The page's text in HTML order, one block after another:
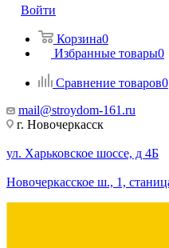
Войти
Корзина0
Избранные товары0
Сравнение товаров0
mail@stroydom-161.ru
г. Новочеркасск
ул. Харьковское шоссе, д 4Б
Новочеркасское ш., 1,